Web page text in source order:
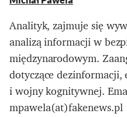
Analityk, zajmuje się
analizą informacji w
międzynarodowym.
dotyczące
i wojny kognitywnej.
mpawela(at)fakenews.pl